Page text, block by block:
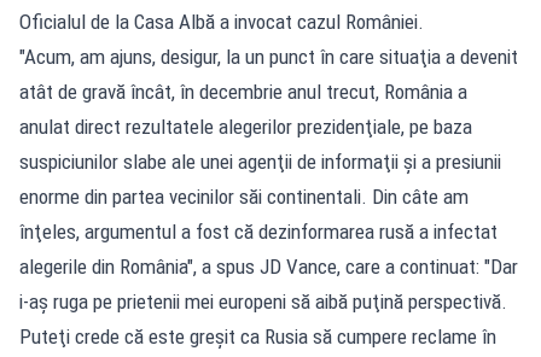
Oficialul de la Casa Albă a invocat cazul României.
"Acum, am ajuns, desigur, la un punct în care situaţia a devenit
atât de gravă încât, în decembrie anul trecut, România a
anulat direct rezultatele alegerilor prezidenţiale, pe baza
suspiciunilor slabe ale unei agenţii de informaţii şi a presiunii
enorme din partea vecinilor săi continentali. Din câte am
înţeles, argumentul a fost că dezinformarea rusă a infectat
alegerile din România", a spus JD Vance, care a continuat: "Dar
i-aş ruga pe prietenii mei europeni să aibă puţină perspectivă.
Puteţi crede că este greşit ca Rusia să cumpere reclame în